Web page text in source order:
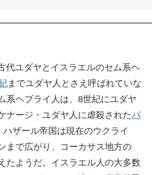
代ユダヤとイスラエルのセム系ヘ
までユダヤ人とさえ呼ばれていな
系ヘブライ人は、8世紀にユダヤ
ナージ・ユダヤ人に虐殺されたパ
ザール帝国は現在のウクライ
まで広がり、コーカサス地方の
たようだ。イスラエル人の大多数